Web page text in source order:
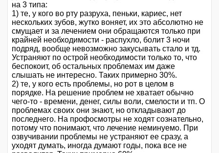
на 3 типа:
1) те, у кого во рту разруха, пеньки, кариес, нет
нескольких зубов, жутко воняет, их это абсолютно не
смущает и за лечением они обращаются только при
крайней необходимости - распухло, болит 3 ночи
подряд, вообще невозможно закусывать стало и тд.
Устраняют по острой необходимости только то, что
беспокоит, об остальных проблемах им даже
слышать не интересно. Таких примерно 30%.
2) те, у кого есть проблемы, но рот в целом в
порядке. На решение проблем не хватает обычно
чего-то - времени, денег, силы воли, смелости и тп. О
проблемах своих они знают, но откладывают до
последнего. На профосмотры не ходят сознательно,
потому что понимают, что лечение неминуемо. При
озвучивании проблемы не устраняют ее сразу, а
уходят думать, иногда думают годы, пока все не